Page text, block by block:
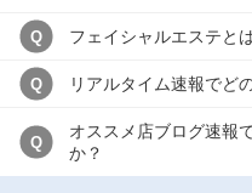
Q フェイシャルエステと
Q リアルタイム速報でど
Q
オススメ店ブログ速報
か？